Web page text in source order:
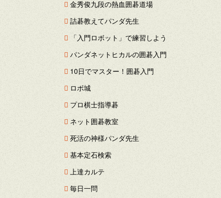
金秀俊九段の熱血囲碁道場
詰碁教えてパンダ先生
「入門ロボット」で練習しよう
パンダネットヒカルの囲碁入門
10日でマスター！囲碁入門
ロボ城
プロ棋士指導碁
ネット囲碁教室
死活の神様パンダ先生
基本定石検索
上達カルテ
毎日一問